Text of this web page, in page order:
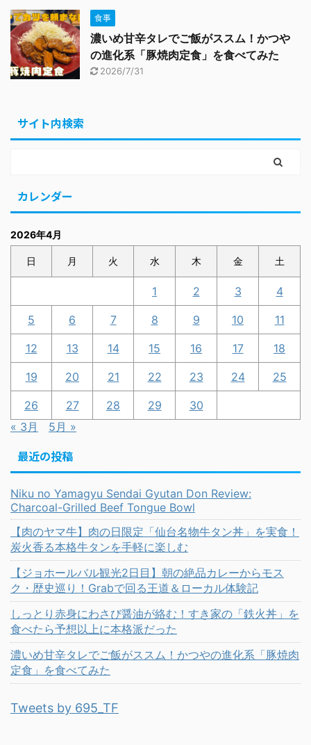
食事
濃いめ甘辛タレでご飯がススム！かつや
の進化系「豚焼肉定食」を食べてみた
2026/7/31
サイト内検索
カレンダー
2026年4月
日 月 火 水 木 金 土
1 2 3 4
5 6 7 8 9 10 11
12 13 14 15 16 17 18
19 20 21 22 23 24 25
26 27 28 29
30
« 3月
5月 »
最近の投稿
Niku no Yamagyu Sendai Gyutan Don Review:
Charcoal-Grilled Beef Tongue Bowl
【肉のヤマ牛】肉の日限定「仙台名物牛タン丼」を実食！
炭火香る本格牛タンを手軽に楽しむ
【ジョホールバル観光2日目】朝の絶品カレーからモス
ク・歴史巡り！Grabで回る王道＆ローカル体験記
しっとり赤身にわさび醤油が絡む！すき家の「鉄火丼」を
食べたら予想以上に本格派だった
濃いめ甘辛タレでご飯がススム！かつやの進化系「豚焼肉
定食」を食べてみた
Tweets by 695_TF